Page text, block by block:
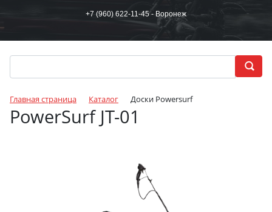
+7 (960) 622-11-45 - Воронеж
Главная страница Каталог Доски Powersurf
PowerSurf JT-01